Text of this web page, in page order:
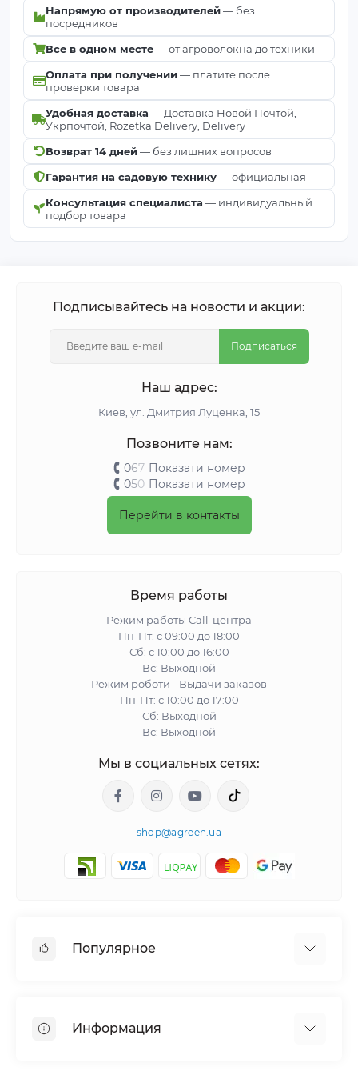
Напрямую от производителей— без
посредников
Все в одном месте— от агроволокна до техники
Оплата при получении— платите после
проверки товара
Удобная доставка — Доставка Новой Почтой,
Укрпочтой, Rozetka Delivery, Delivery
Возврат 14 дней— без лишних вопросов
Гарантия на садовую технику— официальная
Консультация специалиста — индивидуальный
подбор товара
Подписывайтесь на новости и акции:
Подписаться
Наш адрес:
Киeв, ул. Дмитрия Луценка, 15
Позвоните нам:
067 Показати номер
050 Показати номер
Перейти в контакты
Время работы
Режим работы Call-центра
Пн-Пт: с 09:00 до 18:00
Сб: с 10:00 до 16:00
Вс: Выходной
Режим роботи - Выдачи заказов
Пн-Пт: с 10:00 до 17:00
Сб: Выходной
Вс: Выходной
Мы в социальных сетях:
shop@agreen.ua
Популярное
Сетка шпалерная
Информация